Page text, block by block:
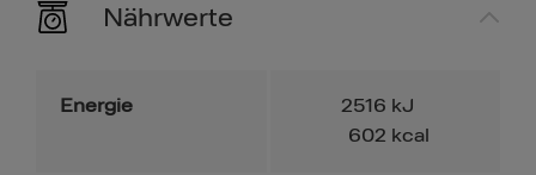
Nährwerte
Energie 2516 kJ
602 kcal